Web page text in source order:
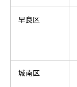
早良区
城南区